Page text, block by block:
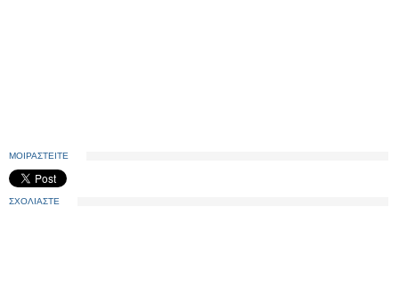
ΜΟΙΡΑΣΤΕΙΤΕ
ΣΧΟΛΙΑΣΤΕ